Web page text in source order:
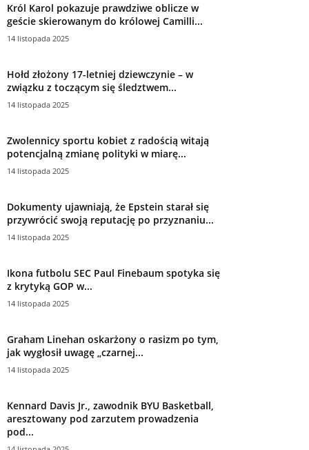
Król Karol pokazuje prawdziwe oblicze w
geście skierowanym do królowej Camilli...
14 listopada 2025
Hołd złożony 17-letniej dziewczynie – w
związku z toczącym się śledztwem...
14 listopada 2025
Zwolennicy sportu kobiet z radością witają
potencjalną zmianę polityki w miarę...
14 listopada 2025
Dokumenty ujawniają, że Epstein starał się
przywrócić swoją reputację po przyznaniu...
14 listopada 2025
Ikona futbolu SEC Paul Finebaum spotyka się
z krytyką GOP w...
14 listopada 2025
Graham Linehan oskarżony o rasizm po tym,
jak wygłosił uwagę „czarnej...
14 listopada 2025
Kennard Davis Jr., zawodnik BYU Basketball,
aresztowany pod zarzutem prowadzenia
pod...